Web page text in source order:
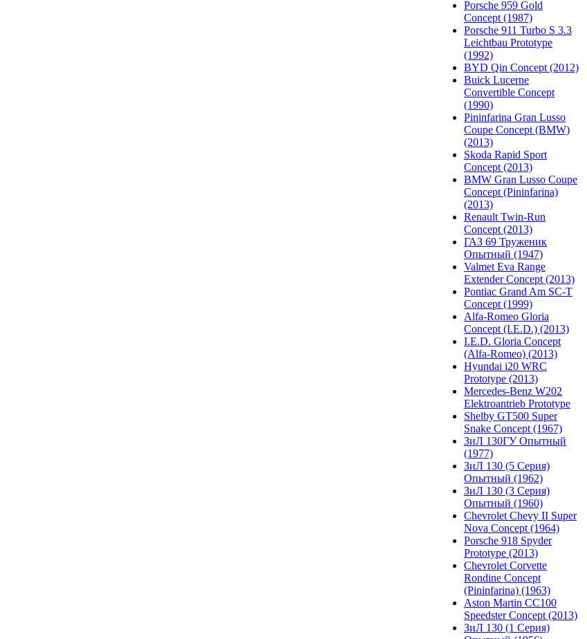
Porsche 959 Gold
Concept (1987)
Porsche 911 Turbo S 3.3
Leichtbau Prototype
(1992)
BYD Qin Concept (2012)
Buick Lucerne
Convertible Concept
(1990)
Pininfarina Gran Lusso
Coupe Concept (BMW)
(2013)
Skoda Rapid Sport
Concept (2013)
BMW Gran Lusso Coupe
Concept (Pininfarina)
(2013)
Renault Twin-Run
Concept (2013)
ГАЗ 69 Труженик
Опытный (1947)
Valmet Eva Range
Extender Concept (2013)
Pontiac Grand Am SC-T
Concept (1999)
Alfa-Romeo Gloria
Concept (I.E.D.) (2013)
I.E.D. Gloria Concept
(Alfa-Romeo) (2013)
Hyundai i20 WRC
Prototype (2013)
Mercedes-Benz W202
Elektroantrieb Prototype
Shelby GT500 Super
Snake Concept (1967)
ЗиЛ 130ГУ Опытный
(1977)
ЗиЛ 130 (5 Серия)
Опытный (1962)
ЗиЛ 130 (3 Серия)
Опытный (1960)
Chevrolet Chevy II Super
Nova Concept (1964)
Porsche 918 Spyder
Prototype (2013)
Chevrolet Corvette
Rondine Concept
(Pininfarina) (1963)
Aston Martin CC100
Speedster Concept (2013)
ЗиЛ 130 (1 Серия)